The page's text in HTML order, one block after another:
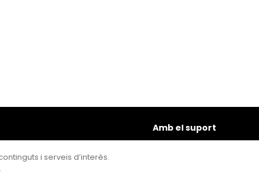
Amb el suport
i serveis d’interès.